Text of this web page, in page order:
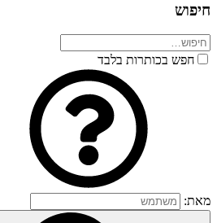
חיפוש
חפש בכותרות בלבד
מאת: